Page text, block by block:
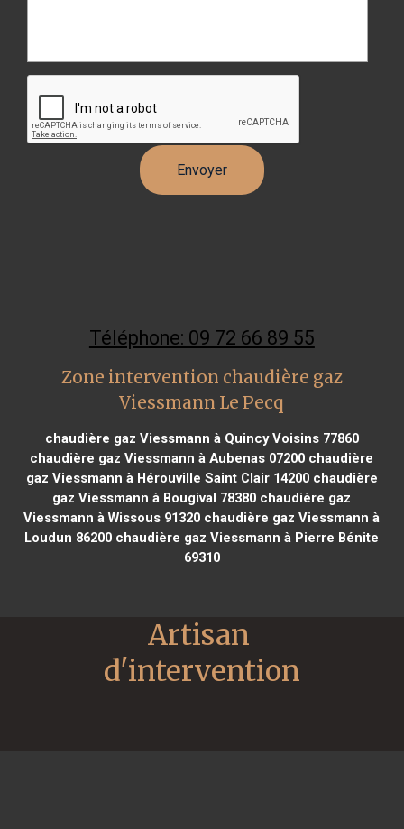
Téléphone: 09 72 66 89 55
Zone intervention chaudière gaz
Viessmann Le Pecq
chaudière gaz Viessmann à Quincy Voisins 77860
chaudière gaz Viessmann à Aubenas 07200 chaudière
gaz Viessmann à Hérouville Saint Clair 14200chaudière
gaz Viessmann à Bougival 78380 chaudière gaz
Viessmann à Wissous 91320 chaudière gaz Viessmann à
Loudun 86200 chaudière gaz Viessmann à Pierre Bénite
69310
Artisan
d'intervention